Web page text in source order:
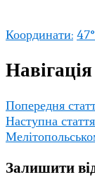
Координати:
Попередня
Наступна стаття
Залишити